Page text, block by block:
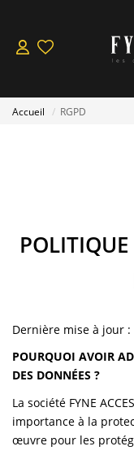
Accueil RGPD
Dernière mise à jour :
POURQUOI AVOIR
DES DONNÉES ?
La société FYNE
importance à la
œuvre pour les